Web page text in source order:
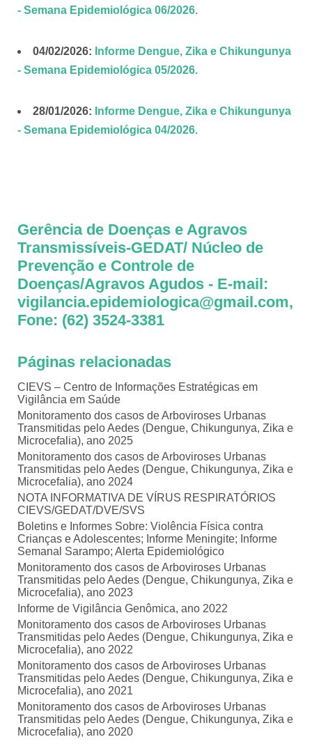
- Semana Epidemiológica 06/2026.
04/02/2026: Informe Dengue, Zika e Chikungunya
- Semana Epidemiológica 05/2026.
28/01/2026: Informe Dengue, Zika e Chikungunya
- Semana Epidemiológica 04/2026.
Gerência de Doenças e Agravos
Transmissíveis-GEDAT/ Núcleo de
Prevenção e Controle de
Doenças/Agravos Agudos - E-mail:
vigilancia.epidemiologica@gmail.com,
Fone: (62) 3524-3381
Páginas relacionadas
CIEVS – Centro de Informações Estratégicas em
Vigilância em Saúde
Monitoramento dos casos de Arboviroses Urbanas
Transmitidas pelo Aedes (Dengue, Chikungunya, Zika e
Microcefalia), ano 2025
Monitoramento dos casos de Arboviroses Urbanas
Transmitidas pelo Aedes (Dengue, Chikungunya, Zika e
Microcefalia), ano 2024
NOTA INFORMATIVA DE VÍRUS RESPIRATÓRIOS
CIEVS/GEDAT/DVE/SVS
Boletins e Informes Sobre: Violência Física contra
Crianças e Adolescentes; Informe Meningite; Informe
Semanal Sarampo; Alerta Epidemiológico
Monitoramento dos casos de Arboviroses Urbanas
Transmitidas pelo Aedes (Dengue, Chikungunya, Zika e
Microcefalia), ano 2023
Informe de Vigilância Genômica, ano 2022
Monitoramento dos casos de Arboviroses Urbanas
Transmitidas pelo Aedes (Dengue, Chikungunya, Zika e
Microcefalia), ano 2022
Monitoramento dos casos de Arboviroses Urbanas
Transmitidas pelo Aedes (Dengue, Chikungunya, Zika e
Microcefalia), ano 2021
Monitoramento dos casos de Arboviroses Urbanas
Transmitidas pelo Aedes (Dengue, Chikungunya, Zika e
Microcefalia), ano 2020